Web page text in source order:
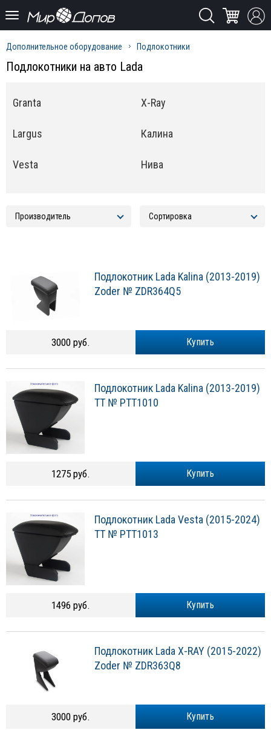
Дополнительное оборудование Подлокотники
Подлокотники на авто Lada
Granta
Largus
Vesta
X-Ray
Калина
Нива
Подлокотник Lada Kalina (2013-2019)
Zoder № ZDR364Q5
Купить
3000 руб.
Подлокотник Lada Kalina (2013-2019)
TT № PTT1010
Купить
1275 руб.
Подлокотник Lada Vesta (2015-2024)
TT № PTT1013
Купить
1496 руб.
Подлокотник Lada X-RAY (2015-2022)
Zoder № ZDR363Q8
Купить
3000 руб.